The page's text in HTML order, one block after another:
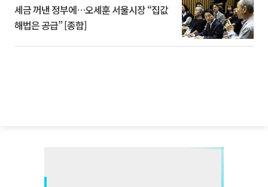
세금 꺼낸 정부에…오세훈 서울시장 “집값
해법은 공급” [종합]